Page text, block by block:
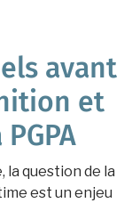
avant
et
la question de la
est un enjeu